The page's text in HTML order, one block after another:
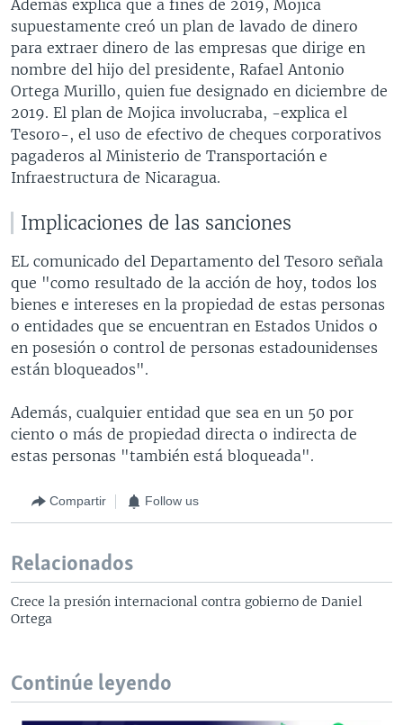
Además explica que a fines de 2019, Mojica
supuestamente creó un plan de lavado de dinero
para extraer dinero de las empresas que dirige en
nombre del hijo del presidente, Rafael Antonio
Ortega Murillo, quien fue designado en diciembre de
2019. El plan de Mojica involucraba, -explica el
Tesoro-, el uso de efectivo de cheques corporativos
pagaderos al Ministerio de Transportación e
Infraestructura de Nicaragua.
Implicaciones de las sanciones
EL comunicado del Departamento del Tesoro señala
que "como resultado de la acción de hoy, todos los
bienes e intereses en la propiedad de estas personas
o entidades que se encuentran en Estados Unidos o
en posesión o control de personas estadounidenses
están bloqueados".
Además, cualquier entidad que sea en un 50 por
ciento o más de propiedad directa o indirecta de
estas personas "también está bloqueada".
Compartir Follow us
Relacionados
Crece la presión internacional contra gobierno de Daniel
Ortega
Continúe leyendo